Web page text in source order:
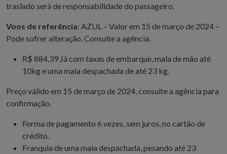
traslado será de responsabilidade do passageiro.
Voos de referência: AZUL – Valor em 15 de março de 2024 –
Pode sofrer alteração. Consulte a agência.
R$ 884,39 Já com taxas de embarque, mala de mão até
10kg e uma mala despachada de até 23 kg.
Preço válido em 15 de março de 2024, consulte a agência para
confirmação.
Forma de pagamento 6 vezes, sem juros, no cartão de
crédito.
Franquia de uma mala despachada, pesando até 23